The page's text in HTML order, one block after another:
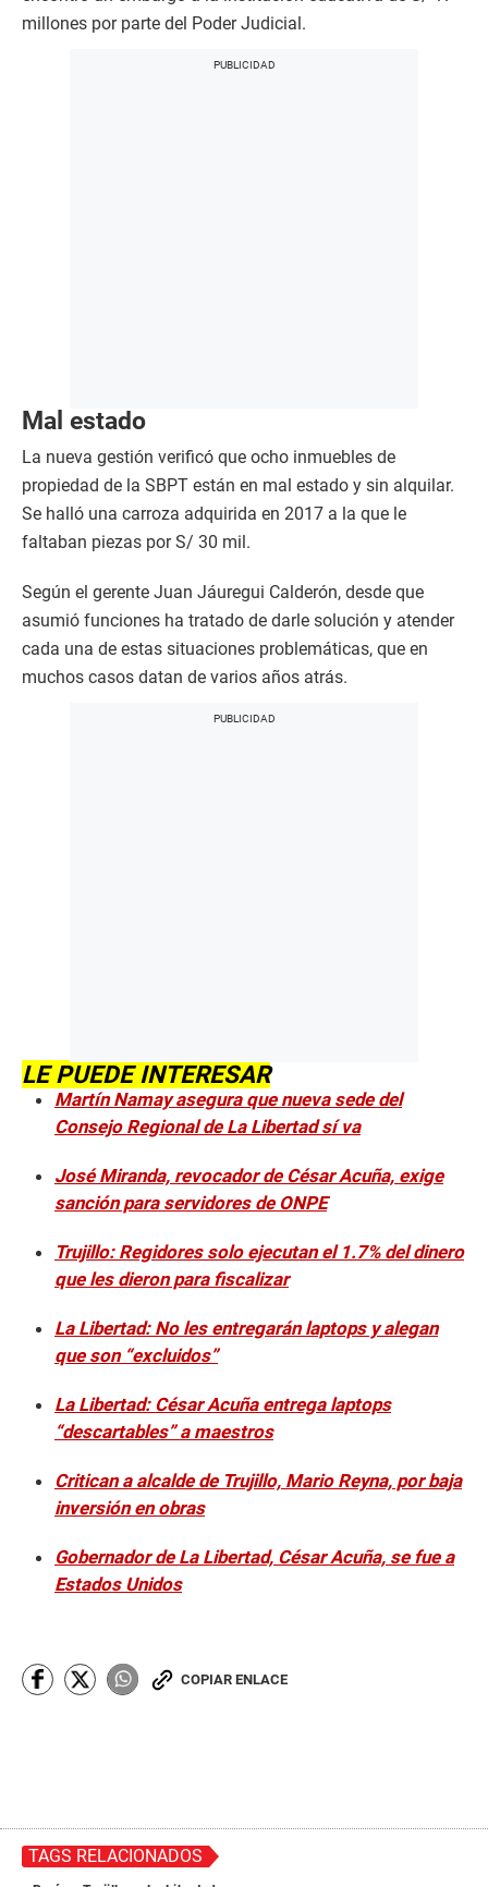
millones por parte del Poder Judicial.
Mal estado
La nueva gestión verificó que ocho inmuebles de
propiedad de la SBPT están en mal estado y sin alquilar.
Se halló una carroza adquirida en 2017 a la que le
faltaban piezas por S/ 30 mil.
Según el gerente Juan Jáuregui Calderón, desde que
asumió funciones ha tratado de darle solución y atender
cada una de estas situaciones problemáticas, que en
muchos casos datan de varios años atrás.
LE PUEDE INTERESAR
Martín Namay asegura que nueva sede del
Consejo Regional de La Libertad sí va
José Miranda, revocador de César Acuña, exige
sanción para servidores de ONPE
Trujillo: Regidores solo ejecutan el 1.7% del dinero
que les dieron para fiscalizar
La Libertad: No les entregarán laptops y alegan
que son “excluidos”
La Libertad: César Acuña entrega laptops
“descartables” a maestros
Critican a alcalde de Trujillo, Mario Reyna, por baja
inversión en obras
Gobernador de La Libertad, César Acuña, se fue a
Estados Unidos
COPIAR ENLACE
TAGS RELACIONADOS